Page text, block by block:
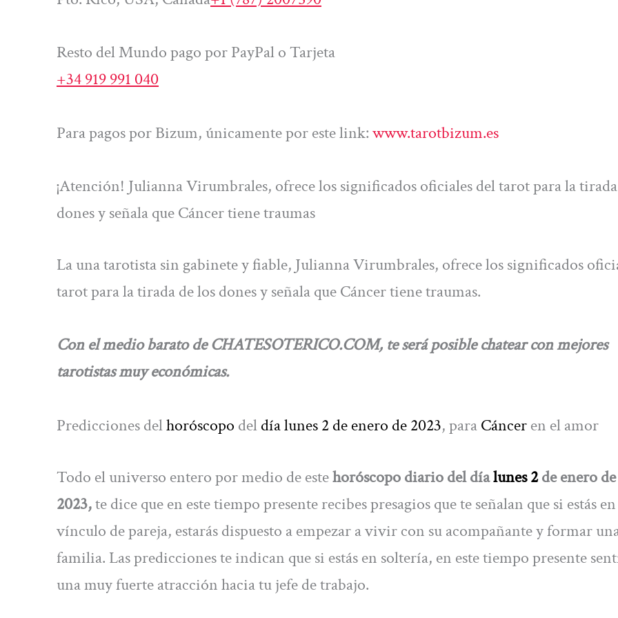
Resto del Mundo pago por PayPal o Tarjeta
+34 919 991 040
Para pagos por Bizum, únicamente por este link:www.tarotbizum.es
¡Atención! Julianna Virumbrales, ofrece los significados oficiales del tarot para la
dones y señala que Cáncer tiene traumas
La una tarotista sin gabinete y fiable, Julianna Virumbrales, ofrece los significados
tarot para la tirada de los dones y señala que Cáncer tiene traumas.
Con el medio barato de CHATESOTERICO.COM, te será posible chatear con mejores
tarotistas muy económicas.
Predicciones delhoróscopo deldía lunes 2 de enero de 2023, paraCánceren el amor
Todo el universo entero por medio de estehoróscopo diario del díalunes 2de enero de
2023,te dice que en este tiempo presente recibes presagios que te señalan que si estás
vínculo de pareja, estarás dispuesto a empezar a vivir con su acompañante y formar
familia. Las predicciones te indican que si estás en soltería, en este tiempo presente
una muy fuerte atracción hacia tu jefe de trabajo.